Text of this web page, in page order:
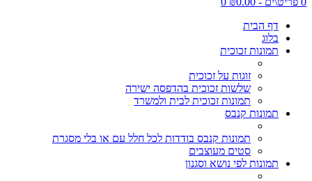
דף הבית
בלוג
תמונות זכוכית
זוגות על זכוכית
שלשות זכוכית בהדפסה ישירה
תמונות זכוכית לבית ולמשרד
תמונות קנבס
תמונות קנבס בודדות לכל חלל עם או בלי מסגרת
סטים מעוצבים
תמונות לפי נושא וסגנון